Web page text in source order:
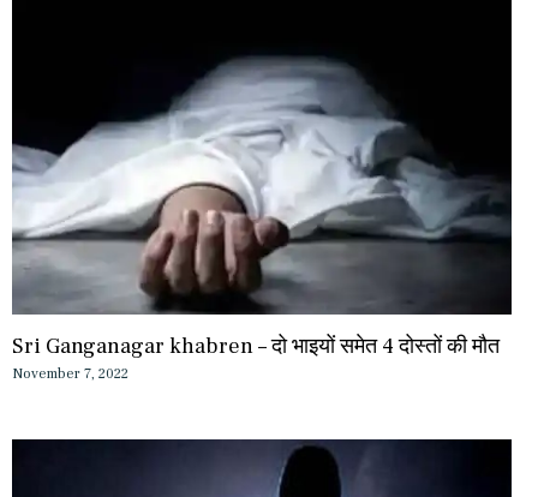
Sri Ganganagar khabren – दो भाइयों समेत 4 दोस्तों की मौत
November 7, 2022